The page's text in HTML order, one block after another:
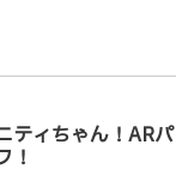
ティちゃん！AR
！